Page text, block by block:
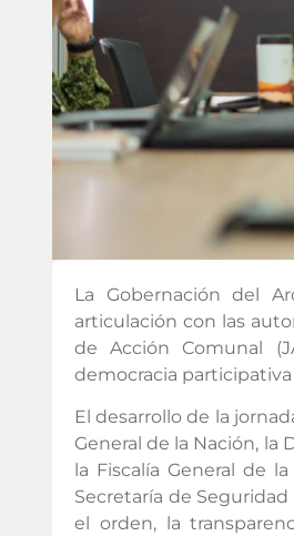
La Gobernación del
articulación con las
de Acción Comunal
democracia
El desarrollo de la
General de la Nación, la
la Fiscalía General de
Secretaría de
el orden, la